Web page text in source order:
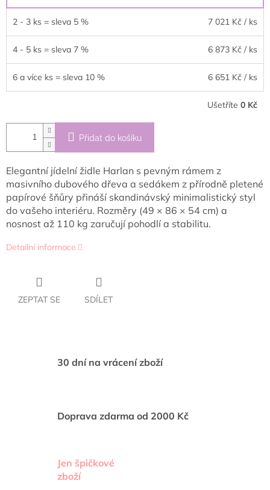
2 - 3 ks = sleva 5 % 7 021 Kč / ks
4 - 5 ks = sleva 7 % 6 873 Kč / ks
6 a více ks = sleva 10 % 6 651 Kč / ks
Ušetříte 0 Kč
Přidat do košíku
Elegantní jídelní židle Harlan s pevným rámem z
masivního dubového dřeva a sedákem z přírodně pletené
papírové šňůry přináší skandinávský minimalistický styl
do vašeho interiéru. Rozměry (49 × 86 × 54 cm) a
nosnost až 110 kg zaručují pohodlí a stabilitu.
Detailní informace
ZEPTAT SE SDÍLET
30 dní na vrácení zboží
Doprava zdarma od 2000 Kč
Jen špičkové
zboží